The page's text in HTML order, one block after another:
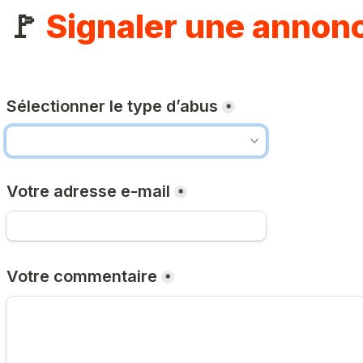
🚩 Signaler une
Sélectionner le type d’abus *
Votre adresse e-mail *
Votre commentaire *